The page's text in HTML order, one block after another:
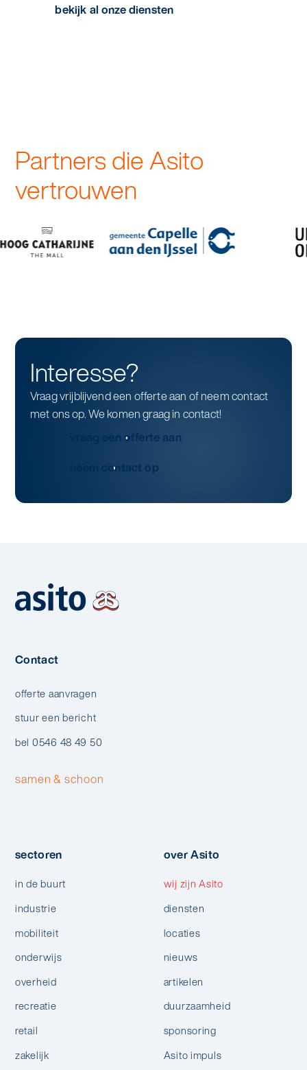
bekijk al onze diensten
Partners die Asito
vertrouwen
Interesse?
Vraag vrijblijvend een offerte aan of neem contact
met ons op. We komen graag in contact!
vraag een offerte aan
neem contact op
Contact
offerte aanvragen
stuur een bericht
bel 0546 48 49 50
samen & schoon
sectoren
in de buurt
industrie
mobiliteit
onderwijs
overheid
recreatie
retail
zakelijk
over Asito
wij zijn Asito
diensten
locaties
nieuws
artikelen
duurzaamheid
sponsoring
Asito impuls